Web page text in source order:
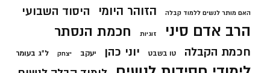
האם מותר לנשים ללמוד קבלה הזוהר היומי היסוד השבועי
הרב אדם סיני זוגיות חכמת הנסתר
חכמת הקבלה טו בשבט יוני כהן יעקב יצחק ל"ג בעומר